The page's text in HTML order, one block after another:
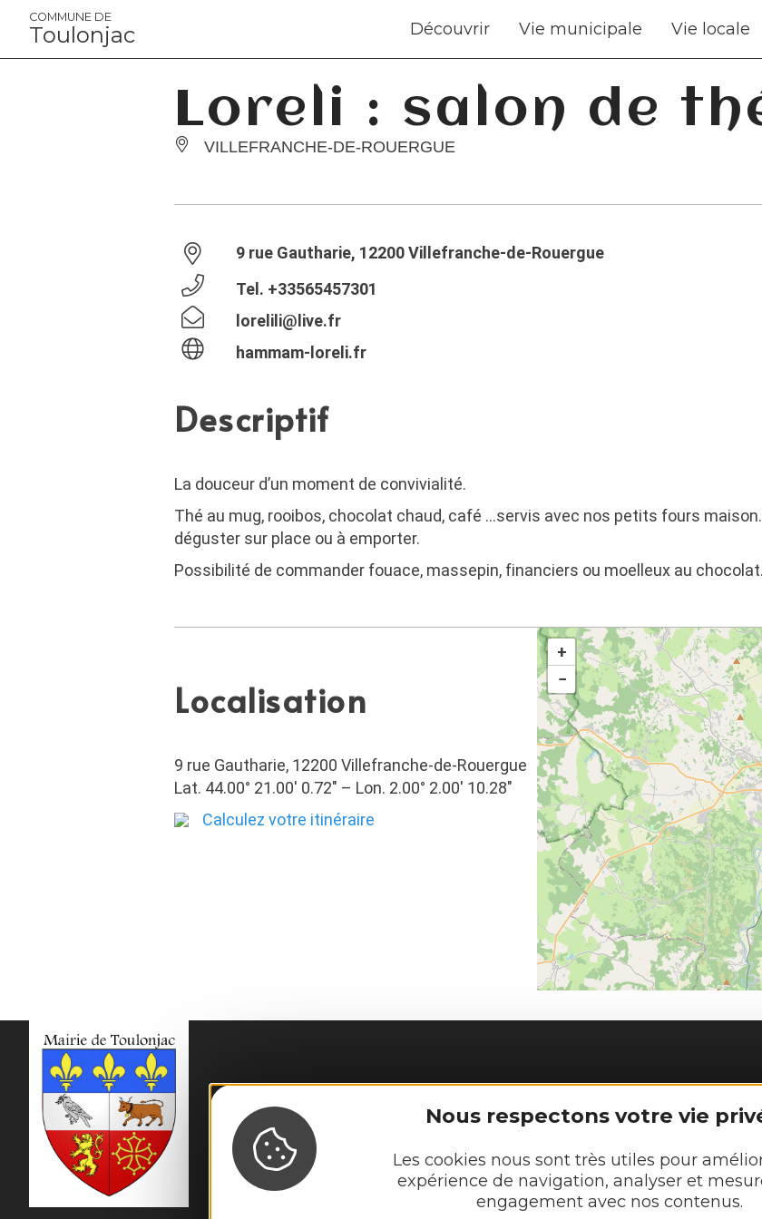
Panneau de gestion des cookies
Nous respectons votre vie
Les cookies nous sont très utiles pour
expérience de navigation, analyser et
engagement avec nos contenus.
COMMUNE DE
Toulonjac Découvrir Vie municipale Vie locale
Loreli : salon de
VILLEFRANCHE-DE-ROUERGUE
9 rue Gautharie, 12200 Villefranche-de-Rouergue
Tel. +33565457301
lorelili@live.fr
hammam-loreli.fr
Descriptif
La douceur d’un moment de convivialité.
Thé au mug, rooibos, chocolat chaud, café …servis avec nos petits fours
déguster sur place ou à emporter.
Possibilité de commander fouace, massepin, financiers ou moelleux au chocolat.
Localisation
9 rue Gautharie, 12200 Villefranche-de-Rouergue
Lat. 44.00° 21.00′ 0.72″ – Lon. 2.00° 2.00′ 10.28″
Calculez votre itinéraire
+
−
MAIRIE DETOULONJAC
10, rue du Mas Viel
12200 Toulonjac
Tél. :05 65 45 11 97
Horaires d'ouverture :
Vie
Vie